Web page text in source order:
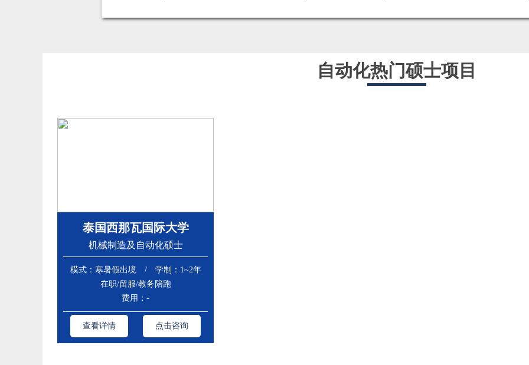
自动化热门硕士项目
泰国西那瓦国际大学
机械制造及自动化硕士
模式：寒暑假出境 / 学制：1~2年
在职/留服/教务陪跑
费用：-
查看详情 点击咨询